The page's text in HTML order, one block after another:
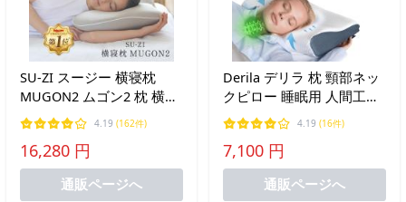
SU-ZI スージー 横寝枕
MUGON2 ムゴン2 枕 横向
き枕 いびき対策 仰向け対
応 高さ調整パッド付き 寝
返りしやすい
4.19 (162件)
16,280 円
通販ページへ
Derila デリラ 枕 頸部ネッ
クピロー 睡眠用 人間工学
に基づいたネックサポート
枕 背中 腹部 横に寝る人の
ための輪郭形状記憶フォー
ム枕 肩の緩和に
50×30×10cm
4.19 (16件)
7,100 円
通販ページへ